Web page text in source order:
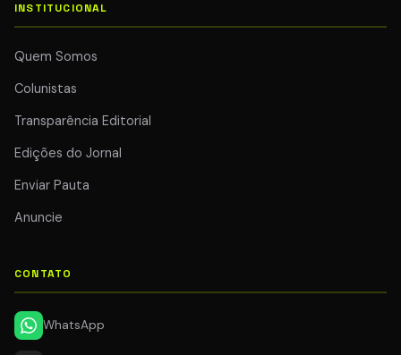
INSTITUCIONAL
Quem Somos
Colunistas
Transparência Editorial
Edições do Jornal
Enviar Pauta
Anuncie
CONTATO
WhatsApp